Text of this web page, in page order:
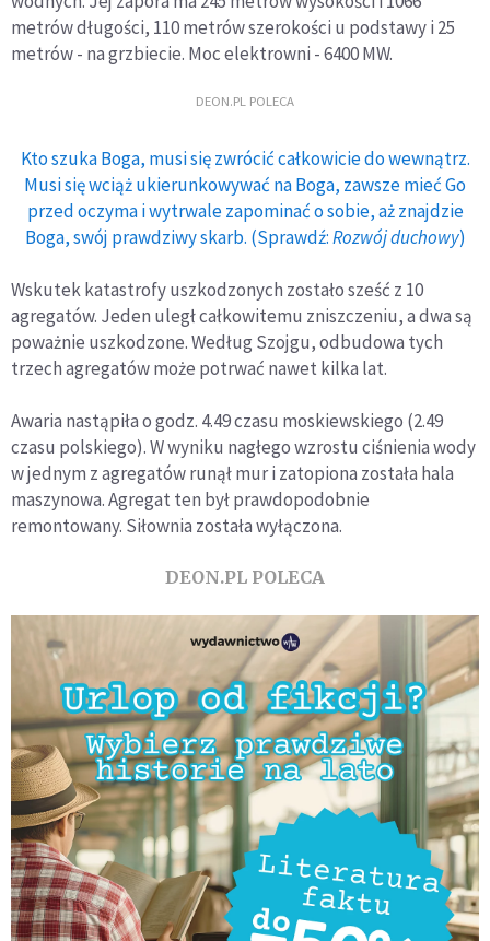
metrów długości, 110 metrów szerokości u podstawy i 25
metrów - na grzbiecie. Moc elektrowni - 6400 MW.
DEON.PL POLECA
Kto szuka Boga, musi się zwrócić całkowicie do wewnątrz.
Musi się wciąż ukierunkowywać na Boga, zawsze mieć Go
przed oczyma i wytrwale zapominać o sobie, aż znajdzie
Boga, swój prawdziwy skarb. (Sprawdź:Rozwój duchowy)
Wskutek katastrofy uszkodzonych zostało sześć z 10
agregatów. Jeden uległ całkowitemu zniszczeniu, a dwa są
poważnie uszkodzone. Według Szojgu, odbudowa tych
trzech agregatów może potrwać nawet kilka lat.
Awaria nastąpiła o godz. 4.49 czasu moskiewskiego (2.49
czasu polskiego). W wyniku nagłego wzrostu ciśnienia wody
w jednym z agregatów runął mur i zatopiona została hala
maszynowa. Agregat ten był prawdopodobnie
remontowany. Siłownia została wyłączona.
DEON.PL POLECA